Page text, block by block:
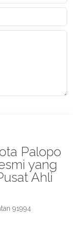
Palopo
yang
Ahli
91994